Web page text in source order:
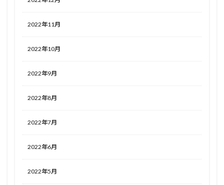
2022年11月
2022年10月
2022年9月
2022年8月
2022年7月
2022年6月
2022年5月